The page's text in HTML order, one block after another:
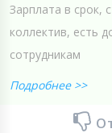
Зарплата в срок,
коллектив, есть
сотрудникам
Подробнее >>